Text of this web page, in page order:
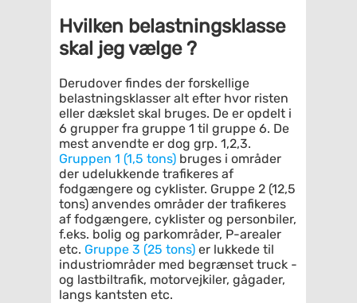
Hvilken belastningsklasse
skal jeg vælge ?
Derudover findes der forskellige
belastningsklasser alt efter hvor risten
eller dækslet skal bruges. De er opdelt i
6 grupper fra gruppe 1 til gruppe 6. De
mest anvendte er dog grp. 1,2,3.
Gruppen 1 (1,5 tons) bruges i områder
der udelukkende trafikeres af
fodgængere og cyklister. Gruppe 2 (12,5
tons) anvendes områder der trafikeres
af fodgængere, cyklister og personbiler,
f.eks. bolig og parkområder, P-arealer
etc. Gruppe 3 (25 tons) er lukkede til
industriområder med begrænset truck -
og lastbiltrafik, motorvejkiler, gågader,
langs kantsten etc.